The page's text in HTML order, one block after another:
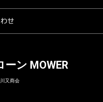
せ
ン MOWER
又商会